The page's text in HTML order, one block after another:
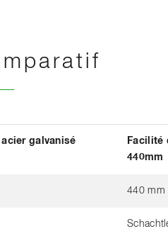
galvanisé
Facilité
440mm
440 mm